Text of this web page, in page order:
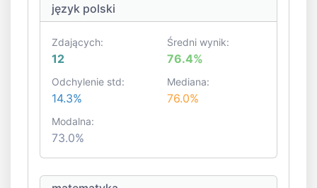
język polski
Zdających:
12
Średni wynik:
76.4%
Odchylenie std:
14.3%
Mediana:
76.0%
Modalna:
73.0%